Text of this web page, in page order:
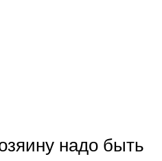
надо быть